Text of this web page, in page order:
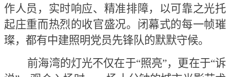
作人员，实时响应、精准排障，以可靠之光托
起庄重而热烈的收官盛况。闭幕式的每一帧璀
璨，都有中建照明党员先锋队的默默守候。
前海湾的灯光不仅在于“照亮”，更在于“诉